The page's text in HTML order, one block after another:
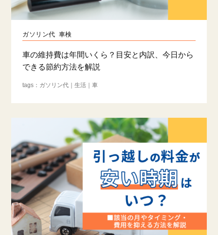
ガソリン代 車検
車の維持費は年間いくら？目安と内訳、今日から
できる節約方法を解説
ガソリン代 生活 車